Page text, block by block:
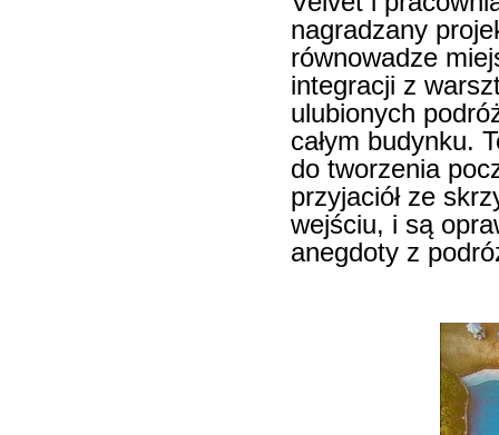
nagradzany
równowadze
integracji z
ulubionych
całym budynku.
do tworzenia
przyjaciół ze
wejściu, i są
anegdoty z